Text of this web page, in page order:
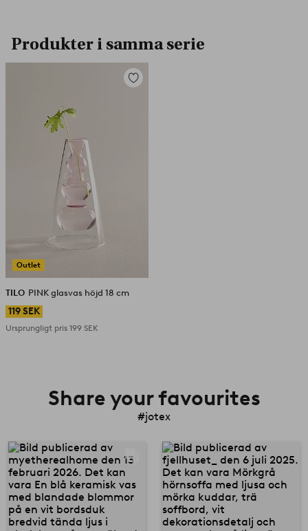
Produkter i samma serie
Outlet
Lägg
TILO PINK glasvas höjd 18 cm
119 SEK
Ursprungligt pris 199 SEK
Share your favourites
#jotex